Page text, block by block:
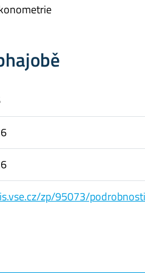
zp/95073/podrobnosti